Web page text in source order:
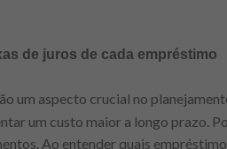
de juros de cada empréstimo
um aspecto crucial no
um custo maior a longo prazo.
Ao entender quais